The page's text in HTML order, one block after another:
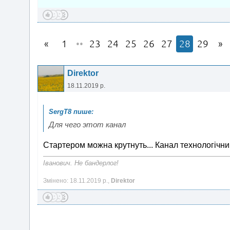
1 •• 23 24 25 26 27 28 29
Direktor
18.11.2019 р.
Для чего этот канал
Стартером можна крутнуть... Канал
Іванович. Не бандерлог!
Змінено: 18.11.2019 р., Direktor